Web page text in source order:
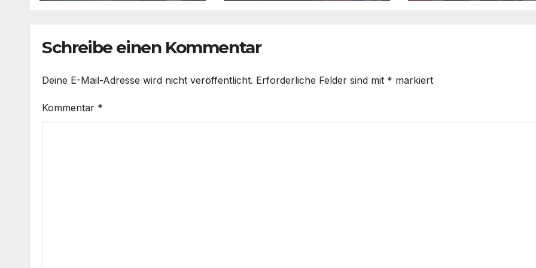
Schreibe einen Kommentar
Deine E-Mail-Adresse wird nicht veröffentlicht. Erforderliche Felder sind mit * markiert
Kommentar *